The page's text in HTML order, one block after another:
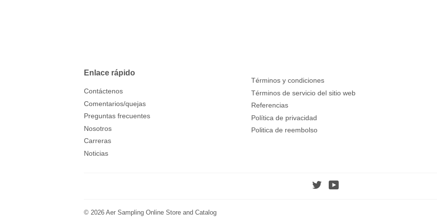
Enlace rápido
Contáctenos
Comentarios/quejas
Preguntas frecuentes
Nosotros
Carreras
Noticias
Términos y condiciones
Términos de servicio del sitio web
Referencias
Política de privacidad
Politica de reembolso
Twitter
© 2026 Aer Sampling Online Store and Catalog